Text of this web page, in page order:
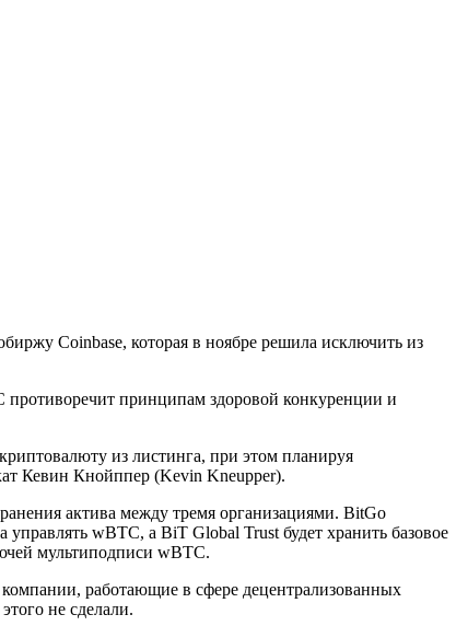
Coinbase, которая в ноябре решила исключить из
принципам здоровой конкуренции и
из листинга, при этом планируя
Кевин Кнойппер (Kevin Kneupper).
актива между тремя организациями. BitGo
wBTC, а BiT Global Trust будет хранить базовое
мультиподписи wBTC.
работающие в сфере децентрализованных
не сделали.